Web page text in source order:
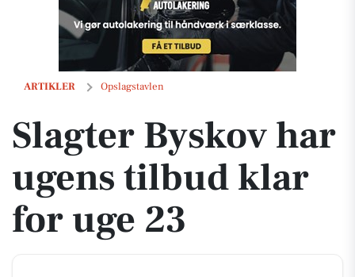
ARTIKLER Opslagstavlen
Slagter Byskov har ugens tilbud klar for uge 23
Slagter Byskov har
ugens tilbud klar
for uge 23